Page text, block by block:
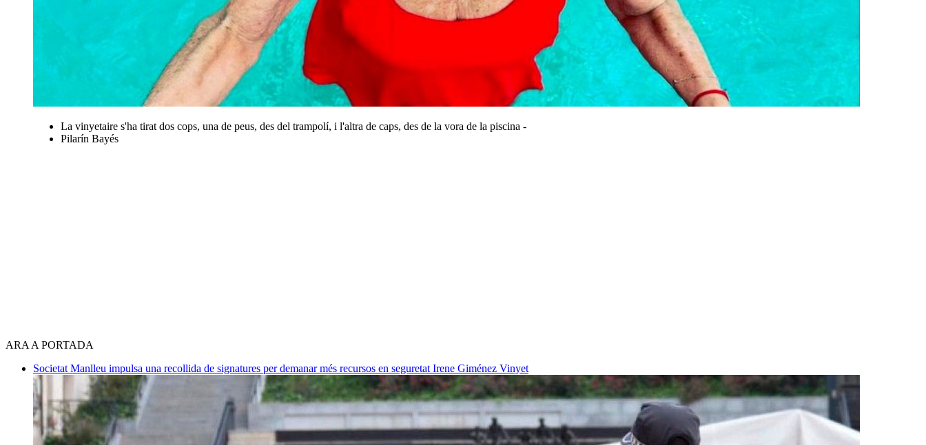
La vinyetaire s'ha tirat dos cops, una de peus, des del trampolí, i l'altra de caps, des de la vora de la piscina -
Pilarín Bayés
ARA A PORTADA
Societat Manlleu impulsa una recollida de signatures per demanar més recursos en seguretat Irene Giménez Vinyet